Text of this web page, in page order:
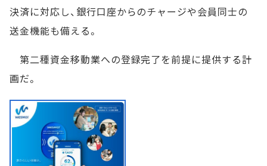
決済に対応し、銀行口座からのチャージや会員同士の
送金機能も備える。
第二種資金移動業への登録完了を前提に提供する計
画だ。